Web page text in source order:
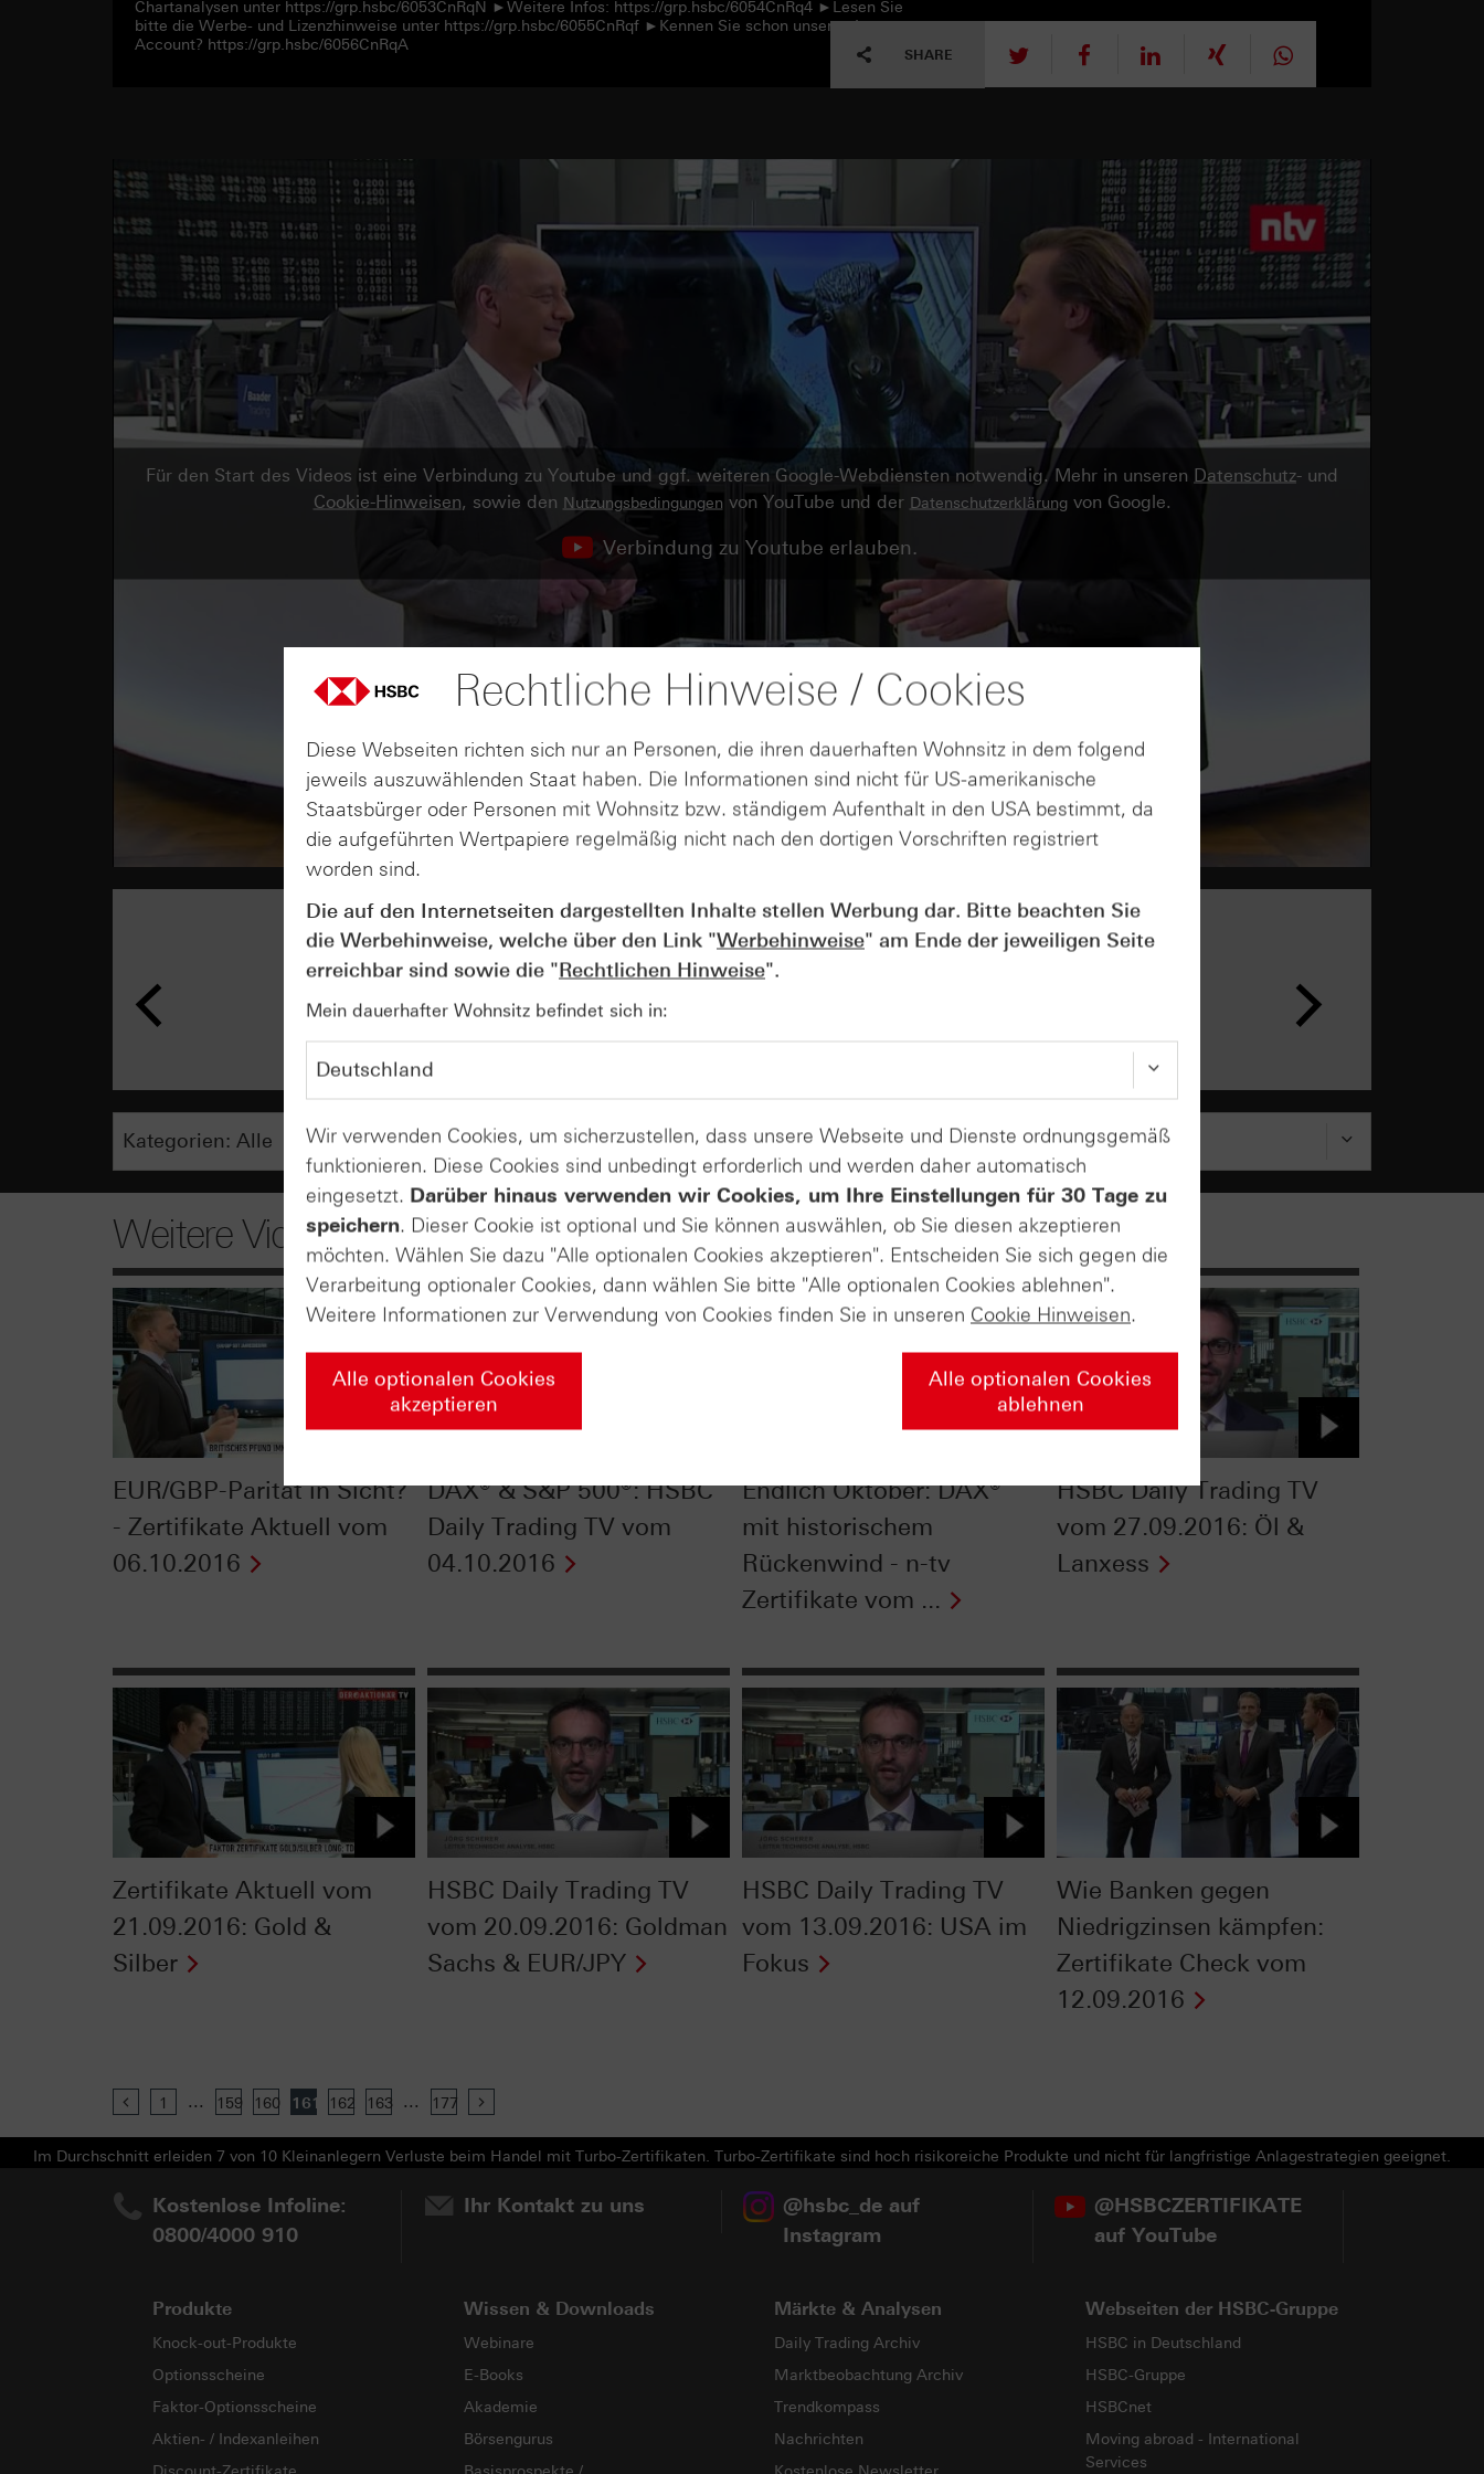
Chartanalysen unter https://grp.hsbc/6053CnRqN ►Weitere Infos: https://grp.hsbc/6054CnRq4 ►Lesen Sie
bitte die Werbe- und Lizenzhinweise unter https://grp.hsbc/6055CnRqf ►Kennen Sie schon unseren Instagram-
Account? https://grp.hsbc/6056CnRqA
SHARE tweet mitteilen
Für den Start des Videos ist eine Verbindung zu Youtube und ggf. weiteren Google-Webdiensten notwendig. Mehr in unseren Datenschutz- und
Cookie-Hinweisen, sowie den Nutzungsbedingungen von YouTube und der Datenschutzerklärungvon Google.
Verbindung zu Youtube erlauben.
AUGUST
07
Wie lange bleibt der DAX® in
07.08.26
Weitere Videos
EUR/GBP-Parität in Sicht?
- Zertifikate Aktuell vom
06.10.2016
DAX® & S&P 500®: HSBC
Daily Trading TV vom
04.10.2016
Endlich Oktober: DAX®
mit historischem
Rückenwind - n-tv
Zertifikate vom ...
HSBC Daily Trading TV
vom 27.09.2016: Öl &
Lanxess
Zertifikate Aktuell vom
21.09.2016: Gold &
Silber
HSBC Daily Trading TV
vom 20.09.2016: Goldman
Sachs & EUR/JPY
HSBC Daily Trading TV
vom 13.09.2016: USA im
Fokus
Wie Banken gegen
Niedrigzinsen kämpfen:
Zertifikate Check vom
12.09.2016
Previous
1 ... 159 160 161 162 163 ... 177
Im Durchschnitt erleiden 7 von 10 Kleinanlegern Verluste beim Handel mit Turbo-Zertifikaten. Turbo-Zertifikate sind hoch risikoreiche Produkte und nicht für langfristige Anlagestrategien geeignet.
Kostenlose Infoline:
0800/4000 910
Ihr Kontakt zu uns
@hsbc_de auf
Instagram
@HSBCZERTIFIKATE
auf YouTube
Produkte
Knock-out-Produkte
Optionsscheine
Faktor-Optionsscheine
Aktien- / Indexanleihen
Wissen & Downloads
Webinare
E-Books
Akademie
Börsengurus
Märkte & Analysen
Daily Trading Archiv
Marktbeobachtung Archiv
Trendkompass
Nachrichten
Webseiten der HSBC-Gruppe
HSBC in Deutschland
HSBC-Gruppe
HSBCnet
Moving abroad - International
Services
Rechtliche Hinweise / Cookies
Diese Webseiten richten sich nur an Personen, die ihren dauerhaften Wohnsitz in dem folgend
jeweils auszuwählenden Staat haben. Die Informationen sind nicht für US-amerikanische
Staatsbürger oder Personen mit Wohnsitz bzw. ständigem Aufenthalt in den USA bestimmt, da
die aufgeführten Wertpapiere regelmäßig nicht nach den dortigen Vorschriften registriert
worden sind.
Die auf den Internetseiten dargestellten Inhalte stellen Werbung dar. Bitte beachten Sie
die Werbehinweise, welche über den Link "Werbehinweise" am Ende der jeweiligen Seite
erreichbar sind sowie die "Rechtlichen Hinweise".
Mein dauerhafter Wohnsitz befindet sich in:
Wir verwenden Cookies, um sicherzustellen, dass unsere Webseite und Dienste ordnungsgemäß
funktionieren. Diese Cookies sind unbedingt erforderlich und werden daher automatisch
eingesetzt. Darüber hinaus verwenden wir Cookies, um Ihre Einstellungen für 30 Tage zu
speichern. Dieser Cookie ist optional und Sie können auswählen, ob Sie diesen akzeptieren
möchten. Wählen Sie dazu "Alle optionalen Cookies akzeptieren". Entscheiden Sie sich gegen die
Verarbeitung optionaler Cookies, dann wählen Sie bitte "Alle optionalen Cookies ablehnen".
Weitere Informationen zur Verwendung von Cookies finden Sie in unseren Cookie Hinweisen.
Alle optionalen Cookies
akzeptieren
Alle optionalen Cookies
ablehnen